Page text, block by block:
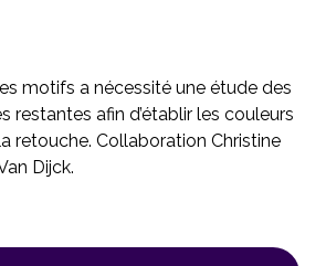
motifs a nécessité une étude des
restantes afin d’établir les couleurs
retouche. Collaboration Christine
Dijck.